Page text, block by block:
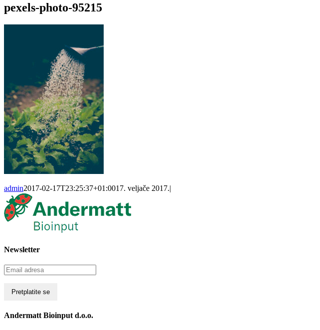
pexels-photo-95215
admin2017-02-17T23:25:37+01:0017. veljače 2017.|
Newsletter
Andermatt Bioinput d.o.o.